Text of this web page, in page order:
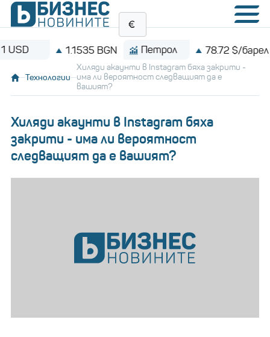
1.1535 BGN Петрол 78.72 $/барел
Технологии
Хиляди акаунти в Instagram бяха закрити -
има ли вероятност следващият да е
вашият?
Хиляди акаунти в Instagram бяха
закрити - има ли вероятност
следващият да е вашият?